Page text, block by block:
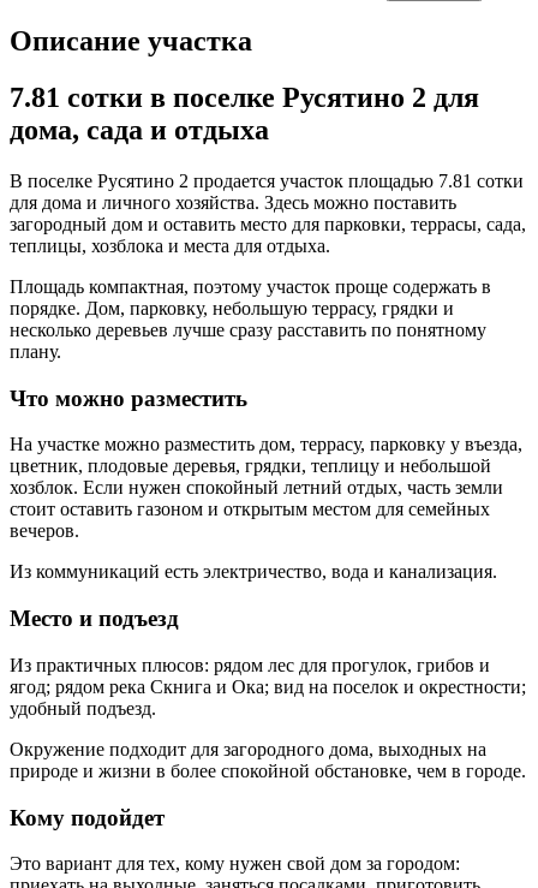
Описание участка
7.81 сотки в поселке Русятино 2 для
дома, сада и отдыха
В поселке Русятино 2 продается участок площадью 7.81 сотки
для дома и личного хозяйства. Здесь можно поставить
загородный дом и оставить место для парковки, террасы, сада,
теплицы, хозблока и места для отдыха.
Площадь компактная, поэтому участок проще содержать в
порядке. Дом, парковку, небольшую террасу, грядки и
несколько деревьев лучше сразу расставить по понятному
плану.
Что можно разместить
На участке можно разместить дом, террасу, парковку у въезда,
цветник, плодовые деревья, грядки, теплицу и небольшой
хозблок. Если нужен спокойный летний отдых, часть земли
стоит оставить газоном и открытым местом для семейных
вечеров.
Из коммуникаций есть электричество, вода и канализация.
Место и подъезд
Из практичных плюсов: рядом лес для прогулок, грибов и
ягод; рядом река Скнига и Ока; вид на поселок и окрестности;
удобный подъезд.
Окружение подходит для загородного дома, выходных на
природе и жизни в более спокойной обстановке, чем в городе.
Кому подойдет
Это вариант для тех, кому нужен свой дом за городом: